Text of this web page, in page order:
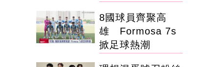
8國球員齊聚高
雄 Formosa 7s
掀足球熱潮